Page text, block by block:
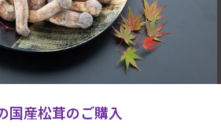
国産松茸のご購入